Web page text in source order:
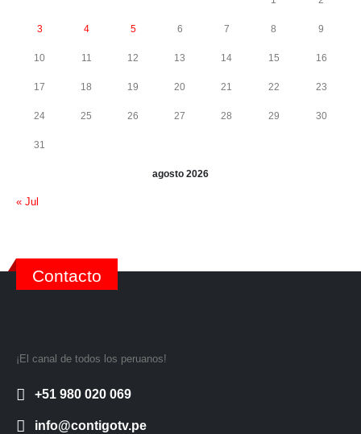
agosto 2026
3 4 5 6 7 8 9
10 11 12 13 14 15 16
17 18 19 20 21 22 23
24 25 26 27 28 29 30
31
« Jul
Contacto
¡El canal de todos los peruanos!
+51 980 020 069
info@contigotv.pe